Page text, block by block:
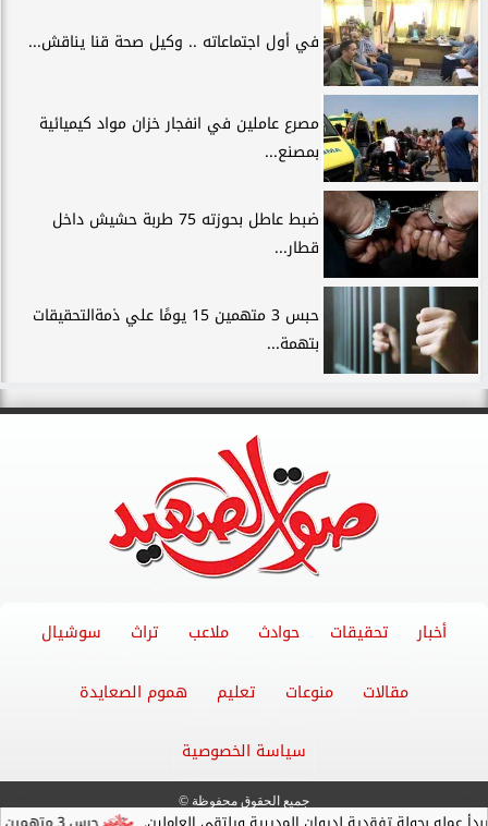
في أول اجتماعاته .. وكيل صحة قنا يناقش...
مصرع عاملين في انفجار خزان مواد كيميائية
بمصنع...
ضبط عاطل بحوزته 75 طربة حشيش داخل
قطار...
حبس 3 متهمين 15 يومًا علي ذمةالتحقيقات
بتهمة...
أخبار تحقيقات حوادث ملاعب تراث سوشيال
مقالات منوعات تعليم هموم الصعايدة
سياسة الخصوصية
جميع الحقوق محفوظة ©